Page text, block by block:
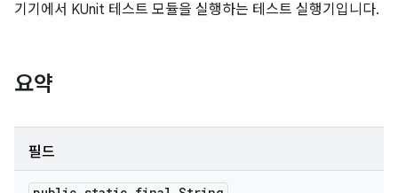
기기에서 KUnit 테스트 모듈을 실행하는 테스트 실행기입니다.
요약
필드